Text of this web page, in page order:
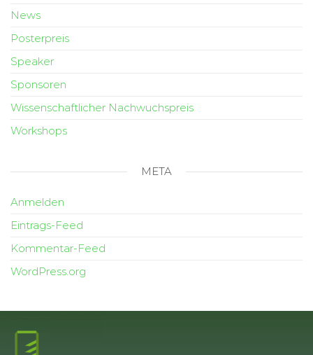
News
Posterpreis
Speaker
Sponsoren
Wissenschaftlicher Nachwuchspreis
Workshops
META
Anmelden
Eintrags-Feed
Kommentar-Feed
WordPress.org